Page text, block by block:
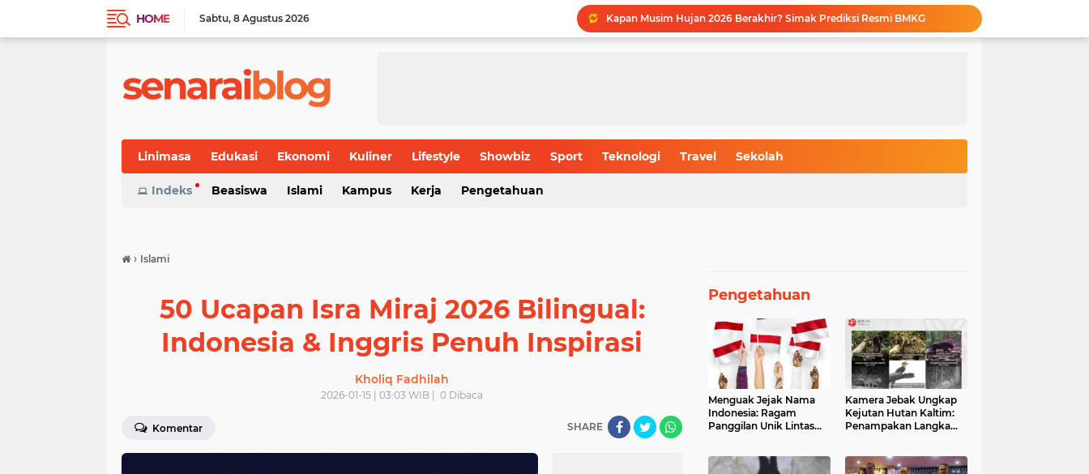
HOME Sabtu 8 Agustus 2026
Kapan Musim Hujan 2026 Berakhir? Simak Prediksi Resmi BMKG
LPDP STEM Industri Strategis: Kupas Tuntas Syarat & Skema Dana Penuh
Batas Usia Maksimal Pendaftar Beasiswa LPDP 2026 Terkuak Lengkap
Linimasa Edukasi Ekonomi Kuliner Lifestyle Showbiz Sport Teknologi Travel Sekolah
Indeks Beasiswa Islami Kampus Kerja Pengetahuan
› Islami
50 Ucapan Isra Miraj 2026 Bilingual:
Indonesia & Inggris Penuh Inspirasi
Kholiq Fadhilah
2026-01-15 | 03:03 WIB | 0 Dibaca
Komentar SHARE
Pengetahuan
Menguak Jejak Nama
Indonesia: Ragam
Panggilan Unik Lintas
Kamera Jebak Ungkap
Kejutan Hutan Kaltim:
Penampakan Langka